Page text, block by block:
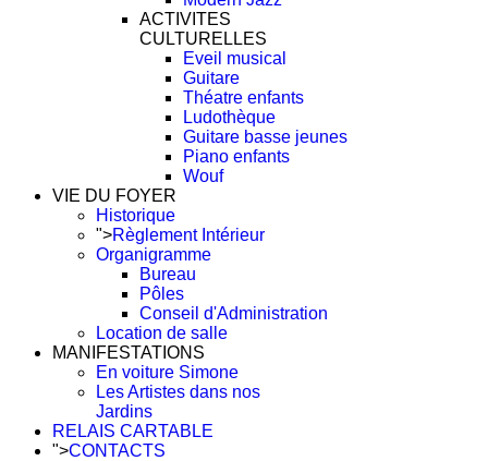
ACTIVITES
CULTURELLES
Eveil musical
Guitare
Théatre enfants
Ludothèque
Guitare basse jeunes
Piano enfants
Wouf
VIE DU FOYER
Historique
">Règlement Intérieur
Organigramme
Bureau
Pôles
Conseil d'Administration
Location de salle
MANIFESTATIONS
En voiture Simone
Les Artistes dans nos
Jardins
RELAIS CARTABLE
">CONTACTS